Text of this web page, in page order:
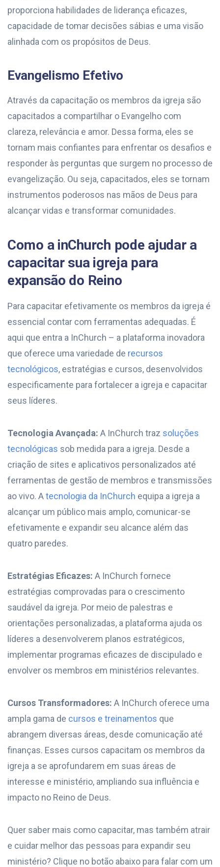
proporciona habilidades de liderança eficazes,
capacidade de tomar decisões sábias e uma visão
alinhada com os propósitos de Deus.
Evangelismo Efetivo
Através da capacitação os membros da igreja são
capacitados a compartilhar o Evangelho com
clareza, relevância e amor. Dessa forma, eles se
tornam mais confiantes para enfrentar os desafios e
responder às perguntas que surgem no processo de
evangelização. Ou seja, capacitados, eles se tornam
instrumentos poderosos nas mãos de Deus para
alcançar vidas e transformar comunidades.
Como a inChurch pode ajudar a
capacitar sua igreja para
expansão do Reino
Para capacitar efetivamente os membros da igreja é
essencial contar com ferramentas adequadas. É
aqui que entra a InChurch – a plataforma inovadora
que oferece uma variedade de recursos
tecnológicos, estratégias e cursos, desenvolvidos
especificamente para fortalecer a igreja e capacitar
seus líderes.
Tecnologia Avançada: A InChurch traz soluções
tecnológicas sob medida para a igreja. Desde a
criação de sites e aplicativos personalizados até
ferramentas de gestão de membros e transmissões
ao vivo. Atecnologia da InChurch equipa a igreja a
alcançar um público mais amplo, comunicar-se
efetivamente e expandir seu alcance além das
quatro paredes.
Estratégias Eficazes: A InChurch fornece
estratégias comprovadas para o crescimento
saudável da igreja. Por meio de palestras e
orientações personalizadas, a plataforma ajuda os
líderes a desenvolverem planos estratégicos,
implementar programas eficazes de discipulado e
envolver os membros em ministérios relevantes.
Cursos Transformadores: A InChurch oferece uma
ampla gama de cursos e treinamentos que
abrangem diversas áreas, desde comunicação até
finanças. Esses cursos capacitam os membros da
igreja a se aprofundarem em suas áreas de
interesse e ministério, ampliando sua influência e
impacto no Reino de Deus.
Quer saber mais como capacitar, mas também atrair
e cuidar melhor das pessoas para expandir seu
ministério? Clique no botão abaixo para falar com um